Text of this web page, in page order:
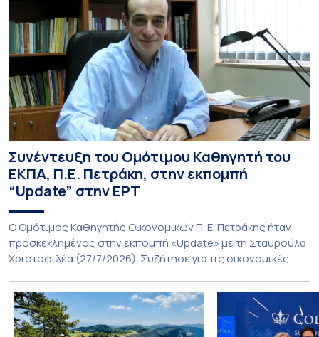
Συνέντευξη του Ομότιμου Καθηγητή του
ΕΚΠΑ, Π.Ε. Πετράκη, στην εκπομπή
“Update” στην ΕΡΤ
O Ομότιμος Καθηγητής Οικονομικών Π. Ε. Πετράκης ήταν
προσκεκλημένος στην εκπομπή «Update» με τη Σταυρούλα
Χριστοφιλέα (27/7/2026). Συζήτησε για τις οικονομικές
Ευρώπη από τις εξελίξεις στον πόλεμο ΗΠΑ – Ιράν, καθώς
και για τη διακύμανση των τιμών στα καύσιμα. Για να δείτε τη
συνέντευξη, πατήστε εδώ.